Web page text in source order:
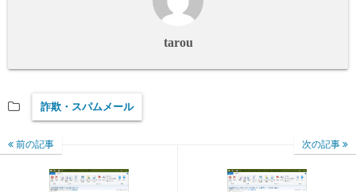
tarou
詐欺・スパムメール
前の記事 次の記事